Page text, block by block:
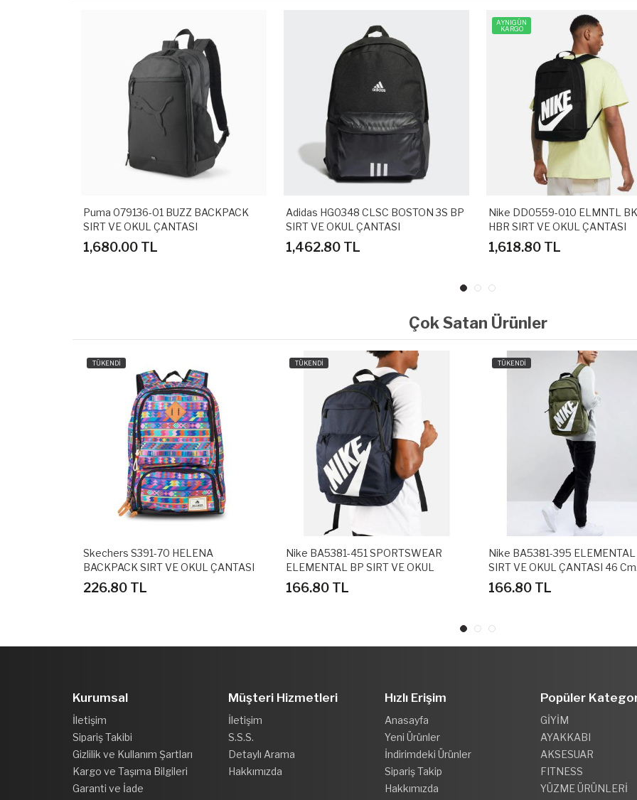
Puma 079136-01 BUZZ BACKPACK
SIRT VE OKUL ÇANTASI
1,680.00 TL
Adidas HG0348 CLSC BOSTON 3S BP
SIRT VE OKUL ÇANTASI
1,462.80 TL
AYNIGÜN
KARGO
Nike DD0559-010 ELMNTL
HBR SIRT VE OKUL ÇANTASI
1,618.80 TL
Çok Satan Ürünler
TÜKENDİ
Skechers S391-70 HELENA
BACKPACK SIRT VE OKUL ÇANTASI
44 Cm X 33 CM
226.80 TL
TÜKENDİ
Nike BA5381-451 SPORTSWEAR
ELEMENTAL BP SIRT VE OKUL
ÇANTASI 47 Cm X 30 Cm X 16 Cm
166.80 TL
TÜKENDİ
Nike BA5381-395 ELEMENTAL
SIRT VE OKUL ÇANTASI 46 Cm.
Genişlik : 30 Cm
166.80 TL
Kurumsal
İletişim
Sipariş Takibi
Gizlilik ve Kullanım Şartları
Kargo ve Taşıma Bilgileri
Garanti ve İade
Müşteri Hizmetleri
İletişim
S.S.S.
Detaylı Arama
Hakkımızda
Hızlı Erişim
Anasayfa
Yeni Ürünler
İndirimdeki Ürünler
Sipariş Takip
Hakkımızda
Popüler
GİYİM
AYAKKABI
AKSESUAR
FITNESS
YÜZME ÜRÜNLERİ